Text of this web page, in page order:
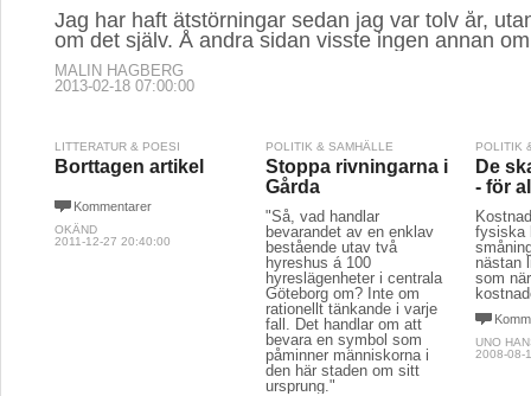
Jag har haft ätstörningar sedan jag var tolv år,
om det själv. Å andra sidan visste ingen annan
MALIN HAGBERG
2013-02-18 07:00:00
LITTERATUR & POESI
Borttagen artikel
Kommentarer
OKÄND
2011-12-27 20:40:00
POLITIK & SAMHÄLLE
Stoppa rivningarna i
Gårda
"Så, vad handlar
bevarandet av en enklav
bestående utav två
hyreshus á 100
hyreslägenheter i centrala
Göteborg om? Inte om
rationellt tänkande i varje
fall. Det handlar om att
bevara en symbol som
påminner människorna i
den här staden om sitt
ursprung."
POLITIK
De
- för
fysiska
nästan
som
UNO
2008-08-